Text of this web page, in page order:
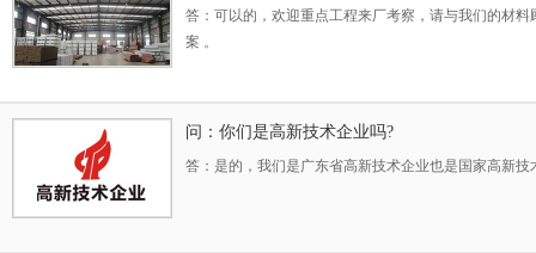
答：可以的，欢迎重点工程来厂考察，请与我们的材
案 。
问：你们是高新技术企业吗?
答：是的，我们是广东省高新技术企业也是国家高新技